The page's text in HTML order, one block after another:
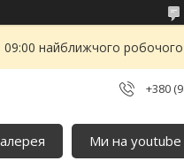
найближчого
+380
Ми на youtube